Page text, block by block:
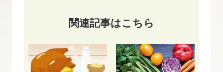
関連記事はこちら